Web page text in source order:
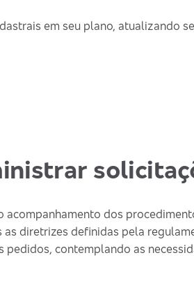
em seu plano, atualizando
acompanhamento dos
diretrizes definidas pela
contemplando as